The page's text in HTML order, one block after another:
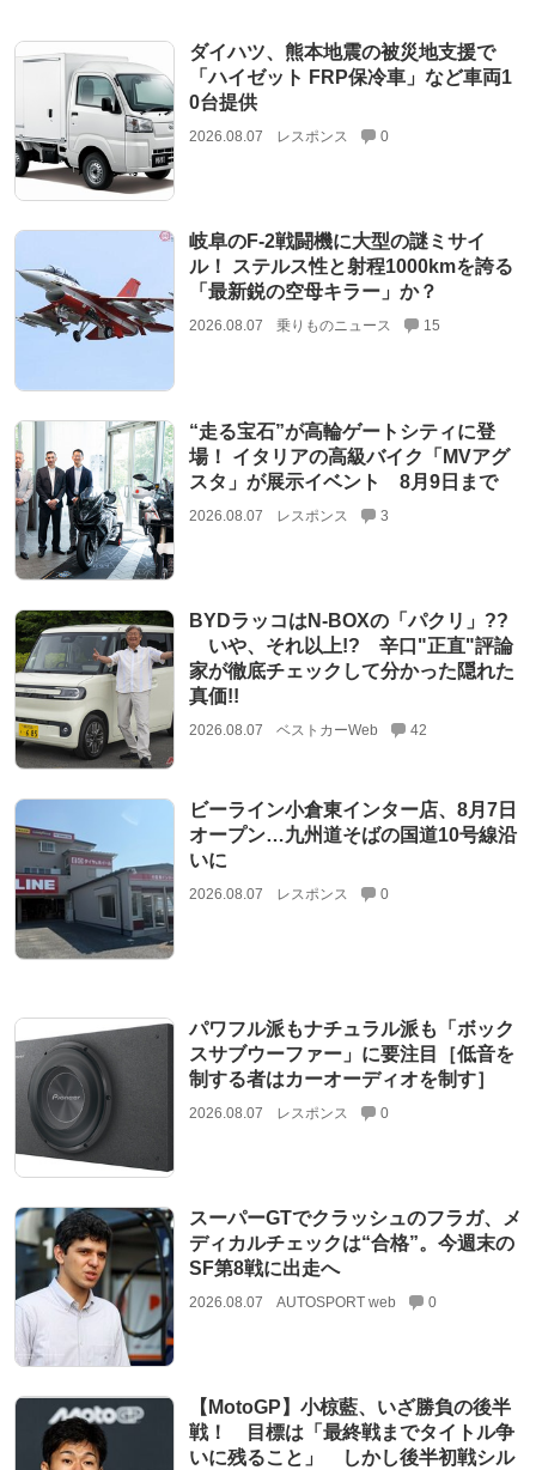
ダイハツ、熊本地震の被災地支援で
「ハイゼット FRP保冷車」など車両1
0台提供
2026.08.07 レスポンス 0
岐阜のF-2戦闘機に大型の謎ミサイ
ル！ ステルス性と射程1000kmを誇る
「最新鋭の空母キラー」か？
2026.08.07 乗りものニュース 15
“走る宝石”が高輪ゲートシティに登
場！ イタリアの高級バイク「MVアグ
スタ」が展示イベント 8月9日まで
2026.08.07 レスポンス 3
BYDラッコはN-BOXの「パクリ」??
いや、それ以上!? 辛口"正直"評論
家が徹底チェックして分かった隠れた
真価!!
2026.08.07 ベストカーWeb 42
ビーライン小倉東インター店、8月7日
オープン…九州道そばの国道10号線沿
いに
2026.08.07 レスポンス 0
パワフル派もナチュラル派も「ボック
スサブウーファー」に要注目［低音を
制する者はカーオーディオを制す］
2026.08.07 レスポンス 0
スーパーGTでクラッシュのフラガ、メ
ディカルチェックは“合格”。今週末の
SF第8戦に出走へ
2026.08.07 AUTOSPORT web 0
【MotoGP】小椋藍、いざ勝負の後半
戦！ 目標は「最終戦までタイトル争
いに残ること」 しかし後半初戦シル